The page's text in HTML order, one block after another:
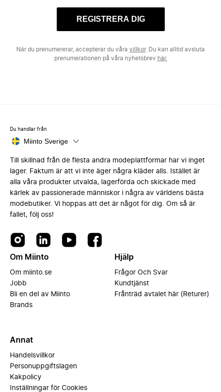
REGISTRERA DIG
När du prenumererar, accepterar du våra villkor. Du kan alltid avsluta
prenumerationen på våra nyhetsbrev här.
Du handlar från
Miinto Sverige
Till skillnad från de flesta andra modeplattformar har vi inget
lager. Faktum är att vi inte äger några kläder alls. Istället är
alla våra produkter utvalda, lagerförda och skickade med
kärlek av passionerade människor i några av världens bästa
modebutiker. Vi hoppas att det är något för dig. Om så är
fallet, följ oss!
Om Miinto
Om miinto.se
Jobb
Bli en del av Miinto
Brands
Hjälp
Frågor Och Svar
Kundtjänst
Frånträd avtalet här (Returer)
Annat
Handelsvillkor
Personuppgiftslagen
Kakpolicy
Inställningar för Cookies